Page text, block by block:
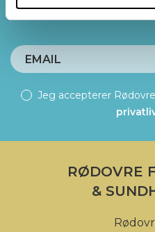
får besked om
Jeg accepterer
RØDOVRE
&